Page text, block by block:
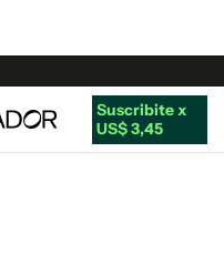
Suscribite x
US$ 3,45